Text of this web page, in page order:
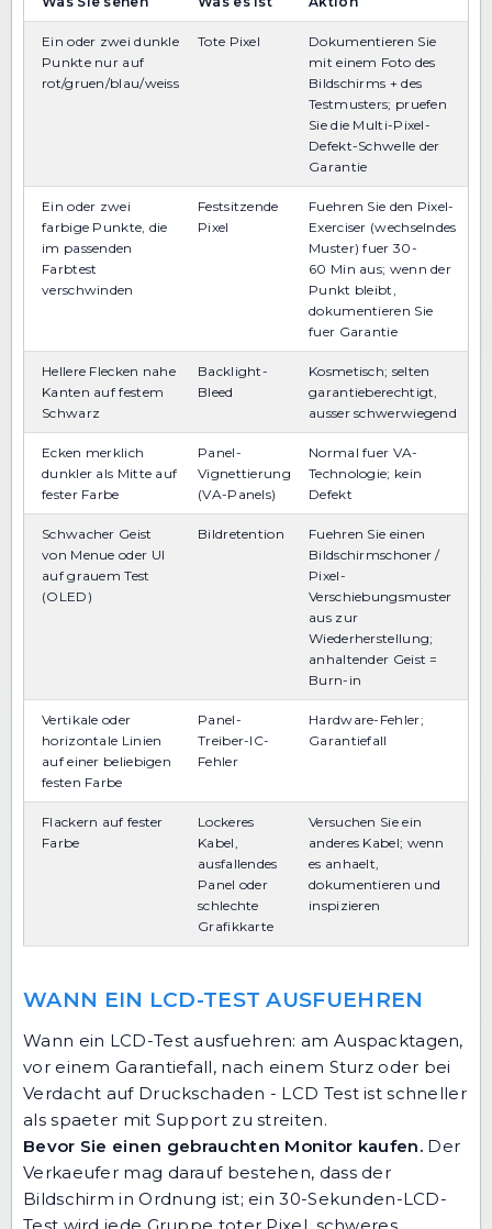
Ein oder zwei dunkle
Punkte nur auf
rot/gruen/blau/weiss
Tote Pixel
Dokumentieren Sie
mit einem Foto des
Bildschirms + des
Testmusters; pruefen
Sie die Multi-Pixel-
Defekt-Schwelle der
Garantie
Ein oder zwei
farbige Punkte, die
im passenden
Farbtest
verschwinden
Festsitzende
Pixel
Fuehren Sie den Pixel-
Exerciser (wechselndes
Muster) fuer 30-
60 Min aus; wenn der
Punkt bleibt,
dokumentieren Sie
fuer Garantie
Hellere Flecken nahe
Kanten auf festem
Schwarz
Backlight-
Bleed
Kosmetisch; selten
garantieberechtigt,
ausser schwerwiegend
Ecken merklich
dunkler als Mitte auf
fester Farbe
Panel-
Vignettierung
(VA-Panels)
Normal fuer VA-
Technologie; kein
Defekt
Schwacher Geist
von Menue oder UI
auf grauem Test
(OLED)
Bildretention
Fuehren Sie einen
Bildschirmschoner /
Pixel-
Verschiebungsmuster
aus zur
Wiederherstellung;
anhaltender Geist =
Burn-in
Vertikale oder
horizontale Linien
auf einer beliebigen
festen Farbe
Panel-
Treiber-IC-
Fehler
Hardware-Fehler;
Garantiefall
Flackern auf fester
Farbe
Lockeres
Kabel,
ausfallendes
Panel oder
schlechte
Grafikkarte
Versuchen Sie ein
anderes Kabel; wenn
es anhaelt,
dokumentieren und
inspizieren
WANN EIN LCD-TEST AUSFUEHREN
Wann ein LCD-Test ausfuehren: am Auspacktagen,
vor einem Garantiefall, nach einem Sturz oder bei
Verdacht auf Druckschaden - LCD Test ist schneller
als spaeter mit Support zu streiten.
Bevor Sie einen gebrauchten Monitor kaufen.Der
Verkaeufer mag darauf bestehen, dass der
Bildschirm in Ordnung ist; ein 30-Sekunden-LCD-